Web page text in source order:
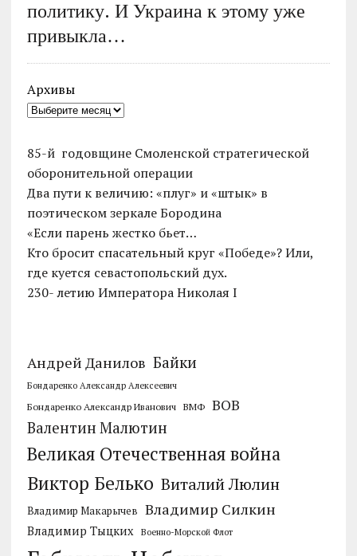
политику. И Украина к этому уже
привыкла…
Архивы
85-й годовщине Смоленской стратегической
оборонительной операции
Два пути к величию: «плуг» и «штык» в
поэтическом зеркале Бородина
«Если парень жестко бьет…
Кто бросит спасательный круг «Победе»? Или,
где куется севастопольский дух.
230- летию Императора Николая I
Андрей Данилов Байки
Бондаренко Александр Алексеевич
Бондаренко Александр Иванович ВМФ ВОВ
Валентин Малютин
Великая Отечественная война
Виктор Белько Виталий Люлин
Владимир Макарычев Владимир Силкин
Владимир Тыцких Военно-Морской Флот